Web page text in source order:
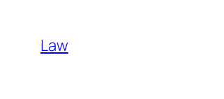
content
Law